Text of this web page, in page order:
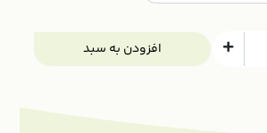
افزودن به سبد